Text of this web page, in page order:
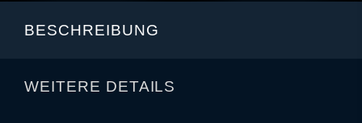
BESCHREIBUNG
WEITERE DETAILS